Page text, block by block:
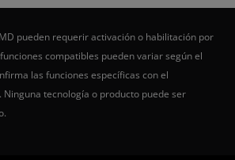
pueden requerir activación o habilitación por
compatibles pueden variar según el
las funciones específicas con el
tecnología o producto puede ser